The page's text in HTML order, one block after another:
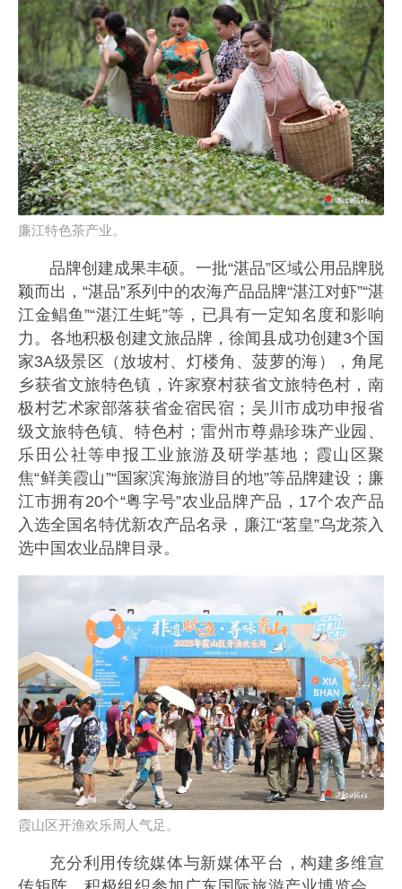
廉江特色茶产业。
品牌创建成果丰硕。一批“湛品”区域公用品牌脱
颖而出，“湛品”系列中的农海产品品牌“湛江对虾”“湛
江金鲳鱼”“湛江生蚝”等，已具有一定知名度和影响
力。各地积极创建文旅品牌，徐闻县成功创建3个国
家3A级景区（放坡村、灯楼角、菠萝的海），角尾
乡获省文旅特色镇，许家寮村获省文旅特色村，南
极村艺术家部落获省金宿民宿；吴川市成功申报省
级文旅特色镇、特色村；雷州市尊鼎珍珠产业园、
乐田公社等申报工业旅游及研学基地；霞山区聚
焦“鲜美霞山”“国家滨海旅游目的地”等品牌建设；廉
江市拥有20个“粤字号”农业品牌产品，17个农产品
入选全国名特优新农产品名录，廉江“茗皇”乌龙茶入
选中国农业品牌目录。
霞山区开渔欢乐周人气足。
充分利用传统媒体与新媒体平台，构建多维宣